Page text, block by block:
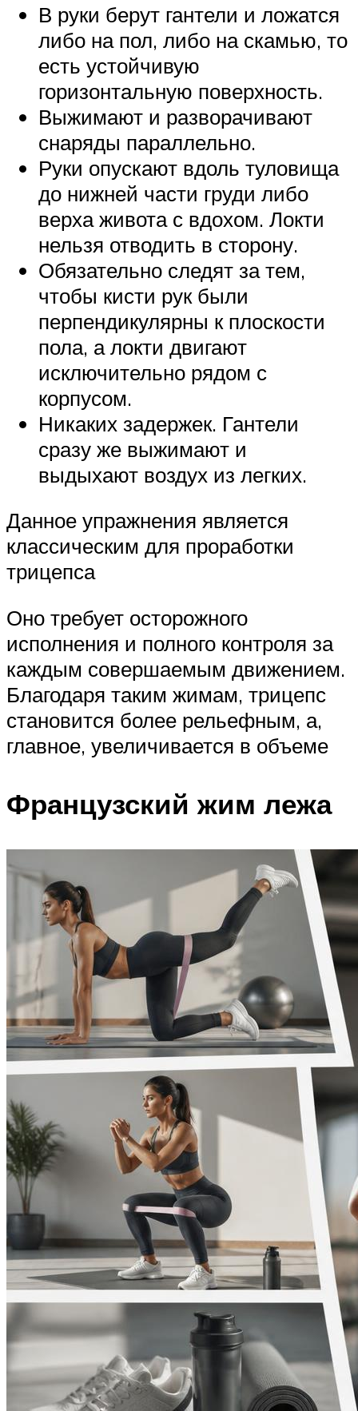
В руки берут гантели и ложатся
либо на пол, либо на скамью, то
есть устойчивую
горизонтальную поверхность.
Выжимают и разворачивают
снаряды параллельно.
Руки опускают вдоль туловища
до нижней части груди либо
верха живота с вдохом. Локти
нельзя отводить в сторону.
Обязательно следят за тем,
чтобы кисти рук были
перпендикулярны к плоскости
пола, а локти двигают
исключительно рядом с
корпусом.
Никаких задержек. Гантели
сразу же выжимают и
выдыхают воздух из легких.
Данное упражнения является
классическим для проработки
трицепса
Оно требует осторожного
исполнения и полного контроля за
каждым совершаемым движением.
Благодаря таким жимам, трицепс
становится более рельефным, а,
главное, увеличивается в объеме
Французский жим лежа